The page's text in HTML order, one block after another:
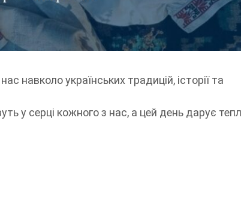
навколо українських традицій, історії та
у серці кожного з нас, а цей день дарує